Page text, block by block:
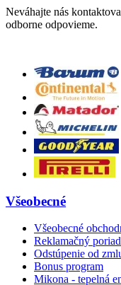
Neváhajte nás
odborne odpovieme.
Všeobecné
Všeobecné
Reklamačný
Odstúpenie od
Bonus program
Mikona - tepelná